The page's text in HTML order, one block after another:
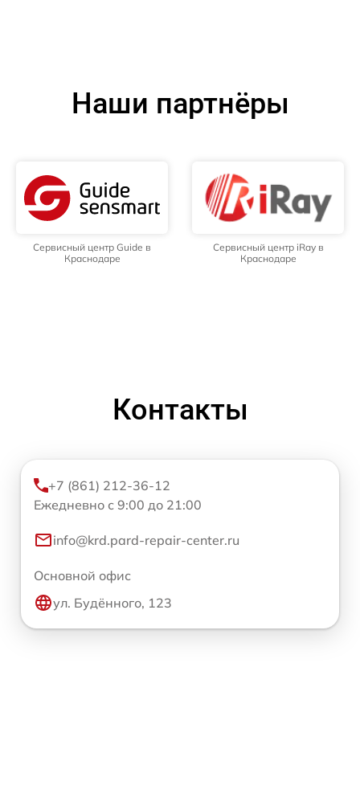
Наши партнёры
Сервисный центр Guide в
Краснодаре
Сервисный центр iRay в
Краснодаре
Контакты
+7 (861) 212-36-12
Ежедневно с 9:00 до 21:00
info@krd.pard-repair-center.ru
Основной офис
ул. Будённого, 123